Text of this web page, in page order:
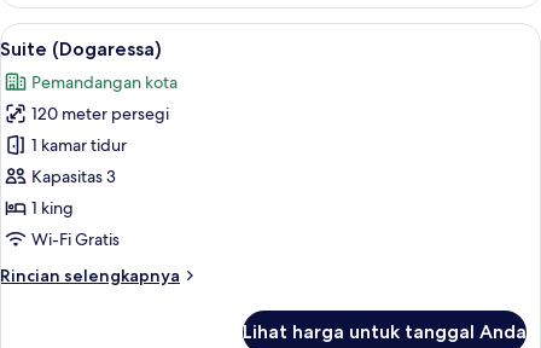
(St
Marks
Lihat
semua
foto
untuk
Suite
(Dogaressa)
Suite (Dogaressa) | Seprai antialergi,
7
Suite (Dogaressa)
Pemandangan kota
120 meter persegi
1 kamar tidur
Kapasitas 3
1 king
Wi-Fi Gratis
Rincian selengkapnya
Rincian
Lihat harga untuk tanggal Anda